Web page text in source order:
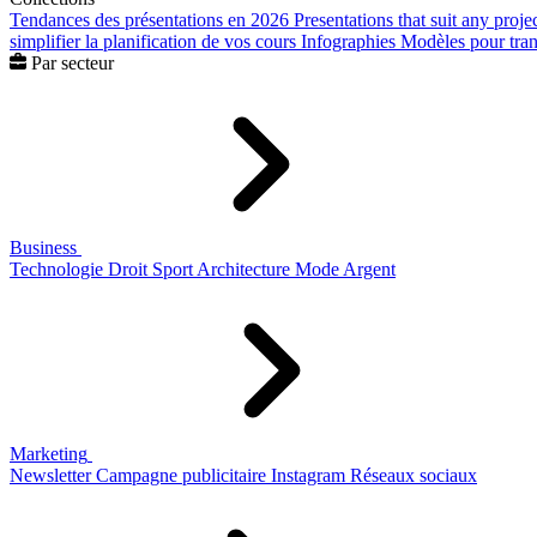
Tendances des présentations en 2026 Presentations that suit any
simplifier la planification de vos cours Infographies Modèles pour
Par secteur
Business
Technologie Droit Sport Architecture Mode Argent
Marketing
Newsletter Campagne publicitaire Instagram Réseaux sociaux